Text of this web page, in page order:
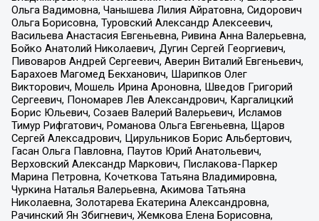
Ольга Вадимовна, Чанышева Лилия Айратовна, Сидорович
Ольга Борисовна, Туровский Александр Алексеевич,
Васильева Анастасия Евгеньевна, Ривина Анна Валерьевна,
Бойко Анатолий Николаевич, Дугин Сергей Георгиевич,
Пивоваров Андрей Сергеевич, Аверин Виталий Евгеньевич,
Барахоев Магомед Бекханович, Шарипков Олег
Викторович, Мошель Ирина Ароновна, Шведов Григорий
Сергеевич, Пономарев Лев Александрович, Каргалицкий
Борис Юльевич, Созаев Валерий Валерьевич, Исламов
Тимур Рифгатович, Романова Ольга Евгеньевна, Щаров
Сергей Алексадрович, Цирульников Борис Альбертович,
Гасан Ольга Павловна, Паутов Юрий Анатольевич,
Верховский Александр Маркович, Пислакова-Паркер
Марина Петровна, Кочеткова Татьяна Владимировна,
Чуркина Наталья Валерьевна, Акимова Татьяна
Николаевна, Золотарева Екатерина Александровна,
Рачинский Ян Збигневич, Жемкова Елена Борисовна,